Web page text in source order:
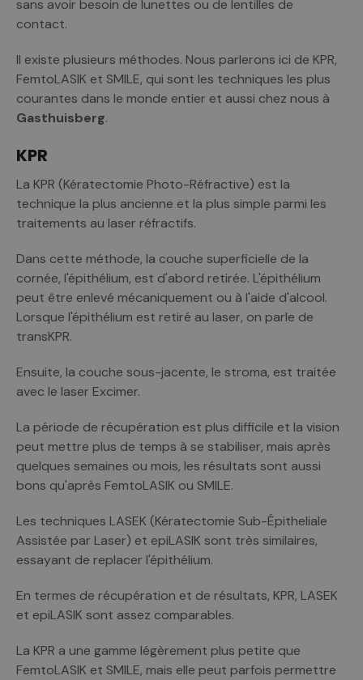
sans avoir besoin de lunettes ou de lentilles de
contact.
Il existe plusieurs méthodes. Nous parlerons ici de KPR,
FemtoLASIK et SMILE, qui sont les techniques les plus
courantes dans le monde entier et aussi chez nous à
Gasthuisberg.
KPR
La KPR (Kératectomie Photo-Réfractive) est la
technique la plus ancienne et la plus simple parmi les
traitements au laser réfractifs.
Dans cette méthode, la couche superficielle de la
cornée, l'épithélium, est d'abord retirée. L'épithélium
peut être enlevé mécaniquement ou à l'aide d'alcool.
Lorsque l'épithélium est retiré au laser, on parle de
transKPR.
Ensuite, la couche sous-jacente, le stroma, est traitée
avec le laser Excimer.
La période de récupération est plus difficile et la vision
peut mettre plus de temps à se stabiliser, mais après
quelques semaines ou mois, les résultats sont aussi
bons qu'après FemtoLASIK ou SMILE.
Les techniques LASEK (Kératectomie Sub-Épitheliale
Assistée par Laser) et epiLASIK sont très similaires,
essayant de replacer l'épithélium.
En termes de récupération et de résultats, KPR, LASEK
et epiLASIK sont assez comparables.
La KPR a une gamme légèrement plus petite que
FemtoLASIK et SMILE, mais elle peut parfois permettre